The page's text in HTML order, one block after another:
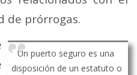
de prórrogas.
Un puerto seguro es una
disposición de un estatuto o